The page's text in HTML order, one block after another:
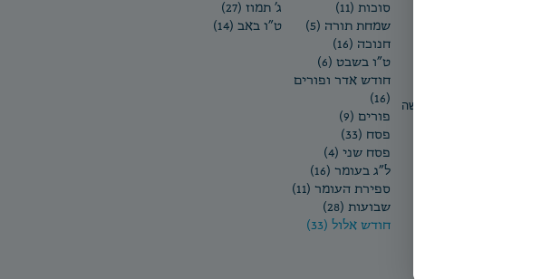
הדרכה בספר או פגישה
סוכות (11)
שמחת תורה (5)
חנוכה (16)
ט"ו בשבט (6)
חודש אדר ופורים
(16)
פורים (9)
פסח (33)
פסח שני (4)
ל"ג בעומר (16)
ספירת העומר (11)
שבועות (28)
חודש אלול (33)
ג' תמוז (27)
ט"ו באב (14)